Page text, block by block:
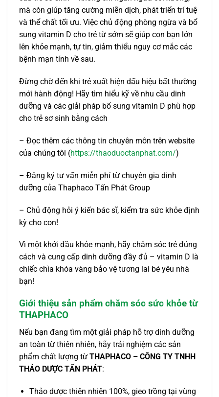
mà còn giúp tăng cường miễn dịch, phát triển trí tuệ
và thể chất tối ưu. Việc chủ động phòng ngừa và bổ
sung vitamin D cho trẻ từ sớm sẽ giúp con bạn lớn
lên khỏe mạnh, tự tin, giảm thiểu nguy cơ mắc các
bệnh mạn tính về sau.
Đừng chờ đến khi trẻ xuất hiện dấu hiệu bất thường
mới hành động! Hãy tìm hiểu kỹ về nhu cầu dinh
dưỡng và các giải pháp bổ sung vitamin D phù hợp
cho trẻ sơ sinh bằng cách
– Đọc thêm các thông tin chuyên môn trên website
của chúng tôi (https://thaoduoctanphat.com/)
– Đăng ký tư vấn miễn phí từ chuyên gia dinh
dưỡng của Thaphaco Tấn Phát Group
– Chủ động hỏi ý kiến bác sĩ, kiểm tra sức khỏe định
kỳ cho con!
Vì một khởi đầu khỏe mạnh, hãy chăm sóc trẻ đúng
cách và cung cấp dinh dưỡng đầy đủ – vitamin D là
chiếc chìa khóa vàng bảo vệ tương lai bé yêu nhà
bạn!
Giới thiệu sản phẩm chăm sóc sức khỏe từ
THAPHACO
Nếu bạn đang tìm một giải pháp hỗ trợ dinh dưỡng
an toàn từ thiên nhiên, hãy trải nghiệm các sản
phẩm chất lượng từ THAPHACO – CÔNG TY TNHH
THẢO DƯỢC TẤN PHÁT:
Thảo dược thiên nhiên 100%, gieo trồng tại vùng